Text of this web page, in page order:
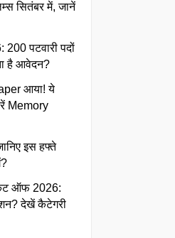
सितंबर में, जानें
पटवारी पदों
है आवेदन?
आया! ये
Memory
इस हफ्ते
ऑफ 2026:
देखें कैटेगरी